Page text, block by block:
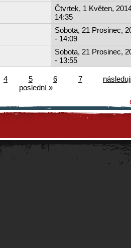
Čtvrtek, 1 Květen,
14:35
Sobota, 21 Prosinec,
- 14:09
Sobota, 21 Prosinec,
- 13:55
4 5 6 7
poslední »